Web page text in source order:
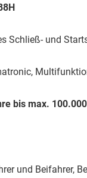
Schließ- und
bis max.
und Beifahrer,